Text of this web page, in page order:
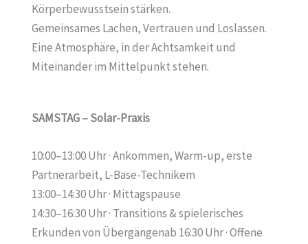
Körperbewusstsein stärken.
Gemeinsames Lachen, Vertrauen und Loslassen.
Eine Atmosphäre, in der Achtsamkeit und
Miteinander im Mittelpunkt stehen.
SAMSTAG – Solar-Praxis
10:00–13:00 Uhr · Ankommen, Warm-up, erste
Partnerarbeit, L-Base-Technikem
13:00–14:30 Uhr · Mittagspause
14:30–16:30 Uhr · Transitions & spielerisches
Erkunden von Übergängenab 16:30 Uhr · Offene